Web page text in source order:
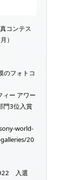
コンテス
）
のフォトコ
ー アワー
門3位入賞
world-
20
入選